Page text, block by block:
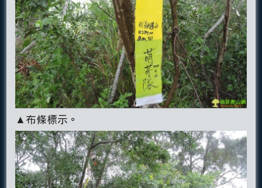
▲布條標示。